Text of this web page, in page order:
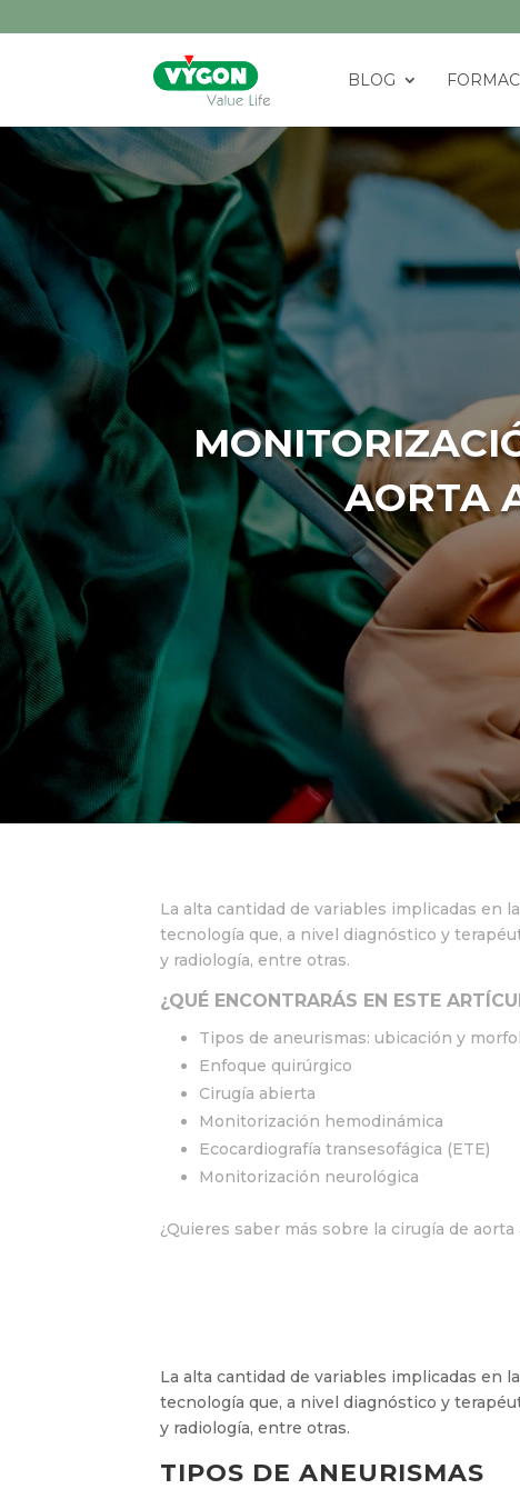
BLOG
AORTA
La alta cantidad de variables implicadas en
tecnología que, a nivel diagnóstico y
y radiología, entre otras.
¿QUÉ ENCONTRARÁS EN ESTE
Tipos de aneurismas: ubicación y
Enfoque quirúrgico
Cirugía abierta
Monitorización hemodinámica
Ecocardiografía transesofágica (ETE)
Monitorización neurológica
¿Quieres saber más sobre la cirugía de
La alta cantidad de variables implicadas en
tecnología que, a nivel diagnóstico y
y radiología, entre otras.
TIPOS DE ANEURISMAS